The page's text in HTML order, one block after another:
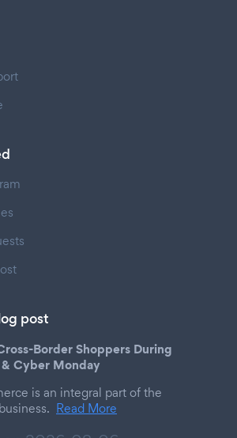
post
Border Shoppers During
Cyber Monday
is an integral part of the
Read More